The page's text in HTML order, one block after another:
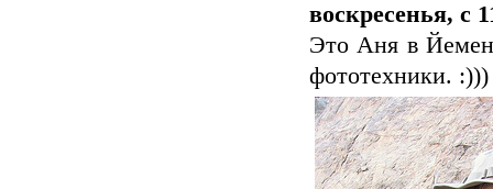
воскресенья, с
Это Аня в
фототехники. :)))